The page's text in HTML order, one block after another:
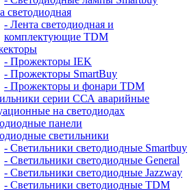
светодиодная
- Лента светодиодная и
комплектующие TDM
- Прожекторы IEK
- Прожекторы SmartBuy
- Прожекторы и фонари TDM
серии ССА аварийные
на светодиодах
панели
светильники
- Светильники светодиодные Smartbuy
- Светильники светодиодные General
- Светильники светодиодные Jazzway
- Светильники светодиодные TDM